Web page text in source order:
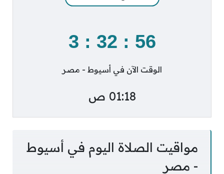
56
:
32
:
3
الوقت الآن في أسيوط - مصر
01:18 ص
مواقيت الصلاة اليوم في أسيوط
- مصر